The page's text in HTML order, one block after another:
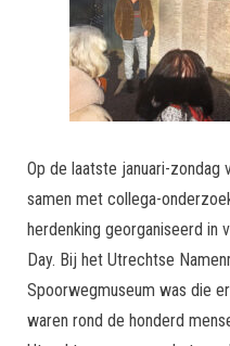
Op de laatste januari-zondag
samen met collega-
herdenking georganiseerd in
Day. Bij het Utrechtse
Spoorwegmuseum was die
waren rond de honderd